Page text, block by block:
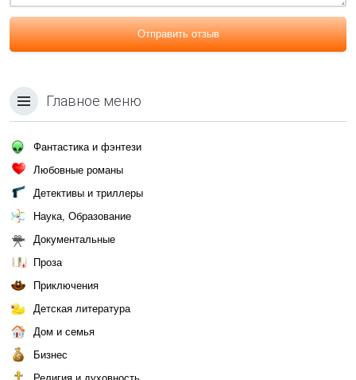
Отправить отзыв
Главное меню
Фантастика и фэнтези
Любовные романы
Детективы и триллеры
Наука, Образование
Документальные
Проза
Приключения
Детская литература
Дом и семья
Бизнес